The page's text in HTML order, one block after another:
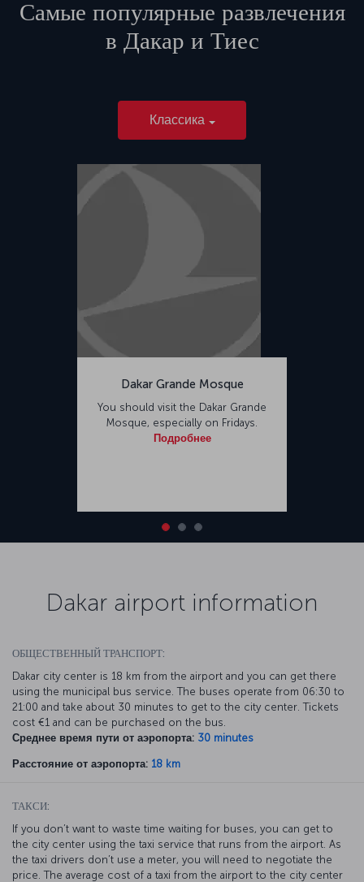
Самые популярные развлечения
в Дакар и Тиес
Классика
Dakar Grande Mosque
You should visit the Dakar Grande
Mosque, especially on Fridays.
Подробнее
Dakar airport information
ОБЩЕСТВЕННЫЙ ТРАНСПОРТ:
Dakar city center is 18 km from the airport and you can get there
using the municipal bus service. The buses operate from 06:30 to
21:00 and take about 30 minutes to get to the city center. Tickets
cost €1 and can be purchased on the bus.
Среднее время пути от аэропорта: 30 minutes
Расстояние от аэропорта: 18 km
ТАКСИ:
If you don’t want to waste time waiting for buses, you can get to
the city center using the taxi service that runs from the airport. As
the taxi drivers don’t use a meter, you will need to negotiate the
price. The average cost of a taxi from the airport to the city center